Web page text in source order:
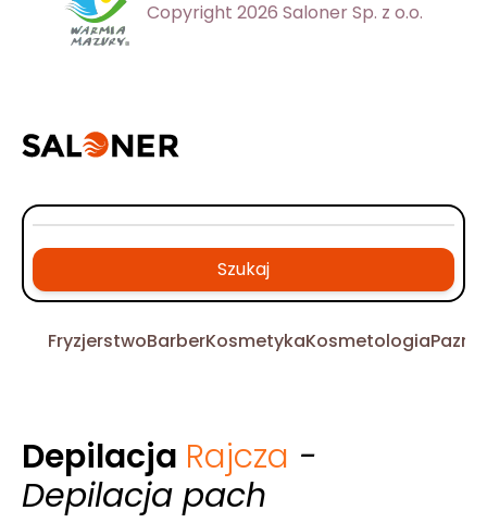
Copyright 2026 Saloner Sp. z o.o.
Szukaj
FryzjerstwoBarberKosmetykaKosmetologia
Depilacja Rajcza -
Depilacja pach